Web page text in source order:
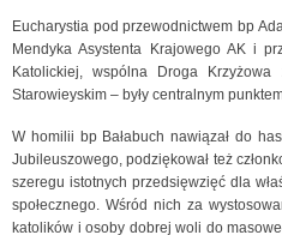
Eucharystia pod przewodnictwem bp
Mendyka Asystenta Krajowego AK i
Katolickiej, wspólna Droga Krzyżowa
Starowieyskim – były centralnym
W homilii bp Bałabuch nawiązał do
Jubileuszowego, podziękował też
szeregu istotnych przedsięwzięć dla
społecznego. Wśród nich za
katolików i osoby dobrej woli do